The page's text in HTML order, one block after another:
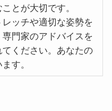
とが大切です。
ッチや適切な姿勢を
門家のアドバイスを
ください。あなたの
す。